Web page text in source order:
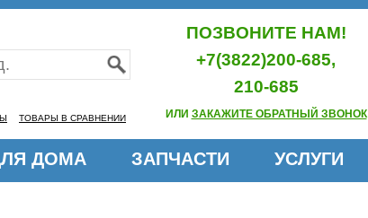
ТОВАРЫ В СРАВНЕНИИ
ПОЗВОНИТЕ НАМ!
+7(3822)200-685,
210-685
ИЛИ ЗАКАЖИТЕ ОБРАТНЫЙ ЗВОНОК
ДОМА ЗАПЧАСТИ УСЛУГИ